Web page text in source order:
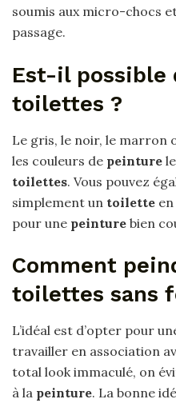
soumis aux micro-chocs
passage.
Est-il possible
toilettes ?
Le gris, le noir, le marron
les couleurs de peinture
toilettes. Vous pouvez
simplement un toilette
pour une peinture bien
Comment
toilettes sans
L’idéal est d’opter pour
travailler en association
total look immaculé, on
à la peinture. La bonne